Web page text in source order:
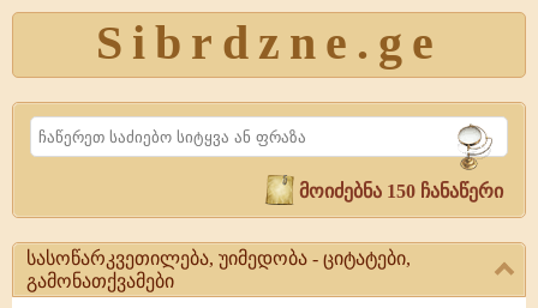
Sibrdzne.ge
Search
მოიძებნა 150 ჩანაწერი
სასოწარკვეთილება, უიმედობა - ციტატები,
გამონათქვამები